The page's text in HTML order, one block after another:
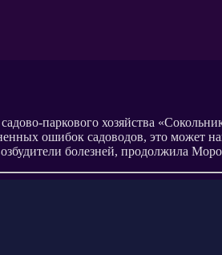
садово-паркового хозяйства
ошибок садоводов, это может
болезней, продолжила